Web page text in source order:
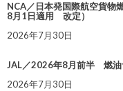
NCA／日本発国際航空貨物
8月1日適用 改定）
2026年7月30日
JAL／2026年8月前半 燃油
2026年7月30日